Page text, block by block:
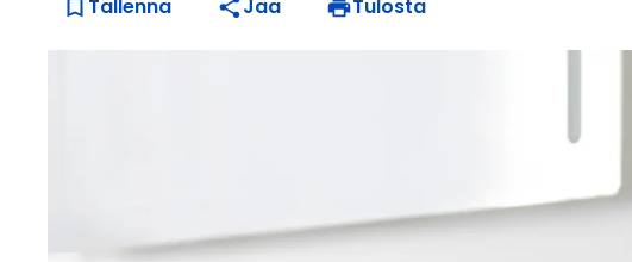
Tallenna Jaa Tulosta